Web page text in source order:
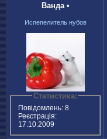
Ванда •
Испепелитель нубов
Статистика:
Повідомлень: 8
Реєстрація:
17.10.2009